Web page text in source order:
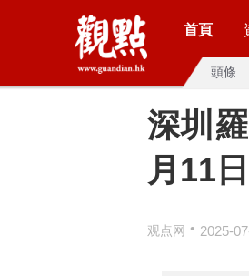
首頁
頭條
深圳
月11
观点网 • 2025-